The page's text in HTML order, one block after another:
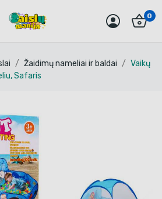
0
Žaidimų nameliai ir baldai
Vaikų
Safaris